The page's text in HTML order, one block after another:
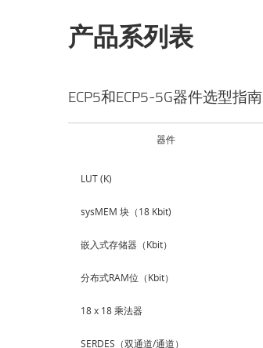
产品系列表
ECP5和ECP5-5G器件选型指南
器件
LUT (K)
sysMEM 块（18 Kbit)
嵌入式存储器（Kbit）
分布式RAM位（Kbit）
18 x 18 乘法器
SERDES（双通道/通道）